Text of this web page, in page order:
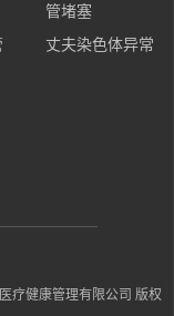
管堵塞
丈夫染色体异常
疗健康管理有限公司 版权